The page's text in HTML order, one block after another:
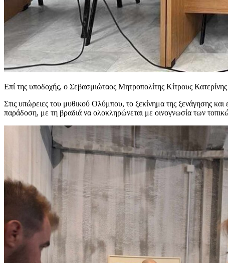
Επί της υποδοχής, ο Σεβασμιώταος Μητροπολίτης Κίτρους
Στις υπώρειες του μυθικού Ολύμπου, το ξεκίνημα της ξενάγησης
παράδοση, με τη βραδιά να ολοκληρώνεται με οινογνωσία των